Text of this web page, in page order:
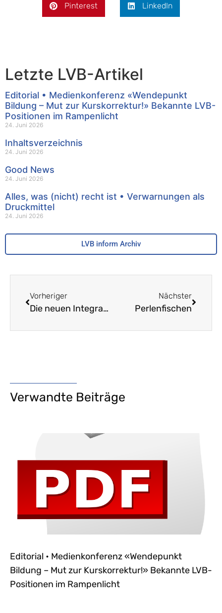
Pinterest LinkedIn
Letzte LVB-Artikel
Editorial • Medienkonferenz «Wendepunkt
Bildung – Mut zur Kurskorrektur!» Bekannte LVB-
Positionen im Rampenlicht
24. Juni 2026
Inhaltsverzeichnis
24. Juni 2026
Good News
24. Juni 2026
Alles, was (nicht) recht ist • Verwarnungen als
Druckmittel
24. Juni 2026
LVB inform Archiv
Vorheriger
Die neuen Integrations- und Berufswahlklassen in BL – Wie Flüchtlinge auf der Sek II beschult werden
Nächster
Perlenfischen
Verwandte Beiträge
Editorial • Medienkonferenz «Wendepunkt
Bildung – Mut zur Kurskorrektur!» Bekannte LVB-
Positionen im Rampenlicht